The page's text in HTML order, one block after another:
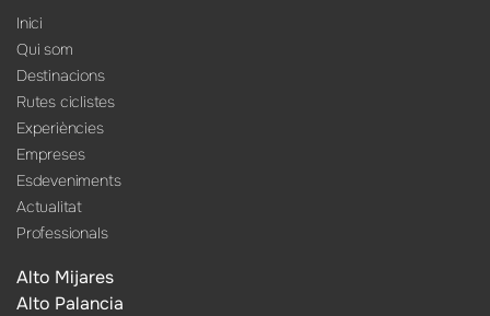
Inici
Qui som
Destinacions
Rutes ciclistes
Experiències
Empreses
Esdeveniments
Actualitat
Professionals
Alto Mijares
Alto Palancia